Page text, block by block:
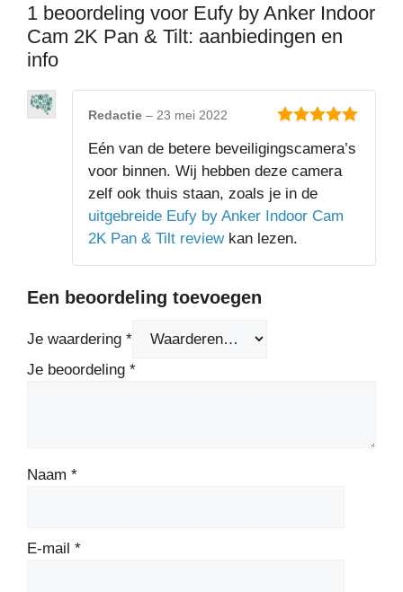
1 beoordeling voor Eufy by Anker Indoor
Cam 2K Pan & Tilt: aanbiedingen en
info
Redactie – 23 mei 2022
Eén van de betere beveiligingscamera’s
voor binnen. Wij hebben deze camera
zelf ook thuis staan, zoals je in de
uitgebreide Eufy by Anker Indoor Cam
2K Pan & Tilt reviewkan lezen.
Een beoordeling toevoegen
Je waardering *
Je beoordeling *
Naam *
E-mail *